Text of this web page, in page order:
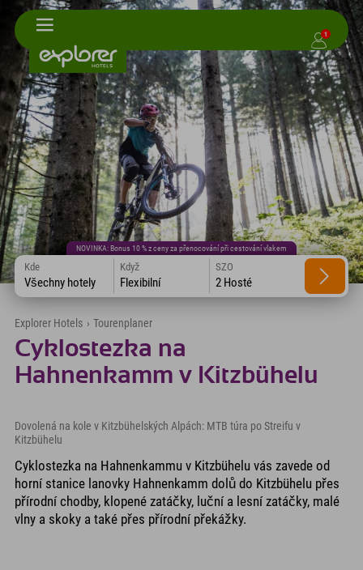
1
NOVINKA: Bonus 10 % z ceny za přenocování při cestování vlakem
Kde
Všechny hotely
Když
Flexibilní
SZO
2 Hosté
Explorer Hotels › Tourenplaner
Cyklostezka na
Hahnenkamm v Kitzbühelu
Dovolená na kole v Kitzbühelských Alpách: MTB túra po Streifu v
Kitzbühelu
Cyklostezka na Hahnenkammu v Kitzbühelu vás zavede od
horní stanice lanovky Hahnenkamm dolů do Kitzbühelu přes
přírodní chodby, klopené zatáčky, luční a lesní zatáčky, malé
vlny a skoky a také přes přírodní překážky.